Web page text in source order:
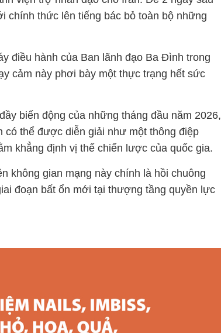
chính thức lên tiếng bác bỏ toàn bộ những
điều hành của Ban lãnh đạo Ba Đình trong
cảm này phơi bày một thực trạng hết sức
biến động của những tháng đầu năm 2026,
có thể được diễn giải như một thông điệp
khẳng định vị thế chiến lược của quốc gia.
không gian mạng này chính là hồi chuông
đoạn bất ổn mới tại thượng tầng quyền lực